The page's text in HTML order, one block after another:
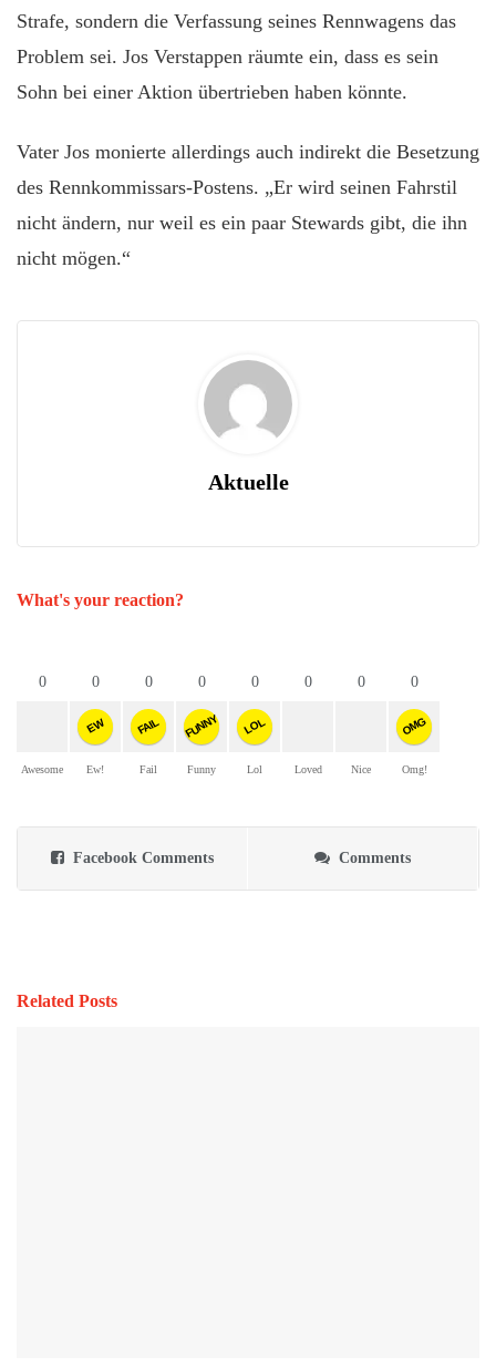
Strafe, sondern die Verfassung seines Rennwagens das
Problem sei. Jos Verstappen räumte ein, dass es sein
Sohn bei einer Aktion übertrieben haben könnte.
Vater Jos monierte allerdings auch indirekt die Besetzung
des Rennkommissars-Postens. „Er wird seinen Fahrstil
nicht ändern, nur weil es ein paar Stewards gibt, die ihn
nicht mögen.“
Aktuelle
What's your reaction?
0
Awesome
0
EW
Ew!
0
FAIL
Fail
0
FUNNY
Funny
0
LOL
Lol
0
Loved
0
Nice
0
OMG
Omg!
Facebook Comments Comments
Related Posts